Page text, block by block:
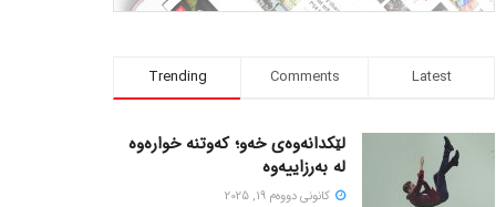
Trending Comments Latest
لێکدانەوەی خەو؛ کەوتنە خوارەوە
لە بەرزاییەوە
كانونی دووه‌م 19, 2025